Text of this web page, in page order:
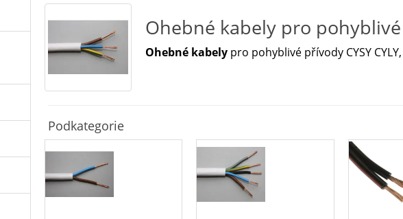
Ohebné kabely pro
Ohebné kabely pro pohyblivé přívody CYSY CYLY,
Podkategorie